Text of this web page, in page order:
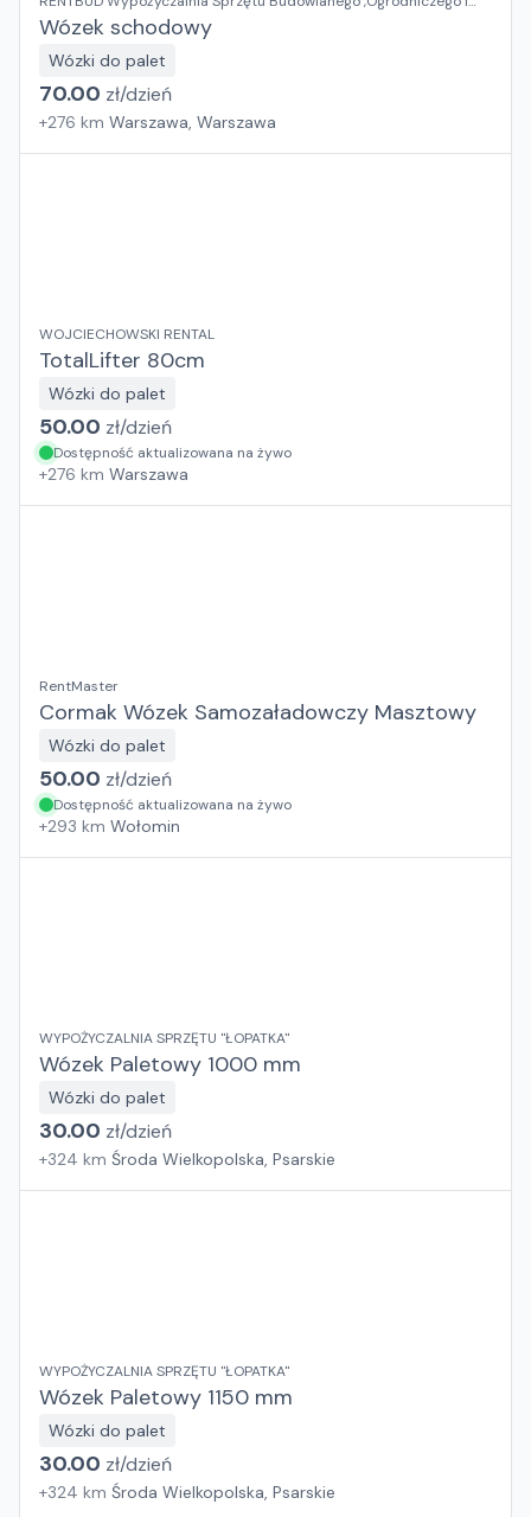
Elektronarzędzi
Wózek schodowy
Wózki do palet
70.00 zł/dzień
+276 km Warszawa, Warszawa
WOJCIECHOWSKI RENTAL
TotalLifter 80cm
Wózki do palet
50.00 zł/dzień
Dostępność aktualizowana na żywo
+276 km Warszawa
RentMaster
Cormak Wózek Samozaładowczy Masztowy
Wózki do palet
50.00 zł/dzień
Dostępność aktualizowana na żywo
+293 km Wołomin
WYPOŻYCZALNIA SPRZĘTU "ŁOPATKA"
Wózek Paletowy 1000 mm
Wózki do palet
30.00 zł/dzień
+324 km Środa Wielkopolska, Psarskie
WYPOŻYCZALNIA SPRZĘTU "ŁOPATKA"
Wózek Paletowy 1150 mm
Wózki do palet
30.00 zł/dzień
+324 km Środa Wielkopolska, Psarskie